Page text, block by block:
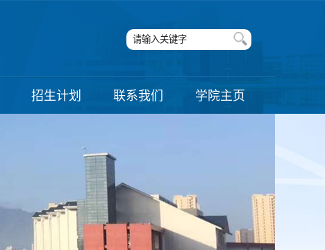
招生计划 联系我们 学院主页